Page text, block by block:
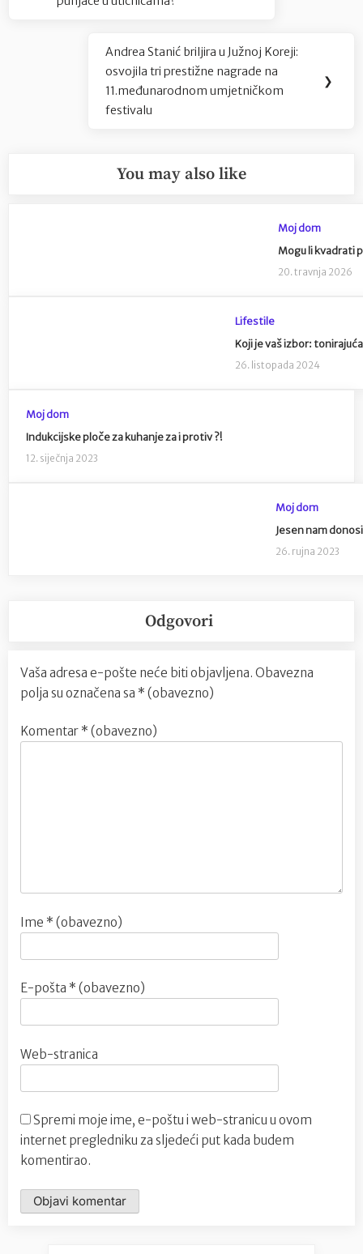
Post:
Next
Post:
Andrea Stanić briljira u Južnoj Koreji:
osvojila tri prestižne nagrade na
11.međunarodnom umjetničkom
festivalu
❯
You may also like
Moj dom
Mogu li kvadrati
20. travnja 2026
Lifestile
Koji je vaš izbor:
26. listopada 2024
Moj dom
Indukcijske ploče za kuhanje za i protiv ?!
12. siječnja 2023
Moj dom
Jesen nam
26. rujna 2023
Odgovori
Vaša adresa e-pošte neće biti objavljena. Obavezna
polja su označena sa * (obavezno)
Komentar * (obavezno)
Ime * (obavezno)
E-pošta * (obavezno)
Web-stranica
Spremi moje ime, e-poštu i web-stranicu u ovom
internet pregledniku za sljedeći put kada budem
komentirao.